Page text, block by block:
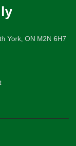
York, ON M2N 6H7